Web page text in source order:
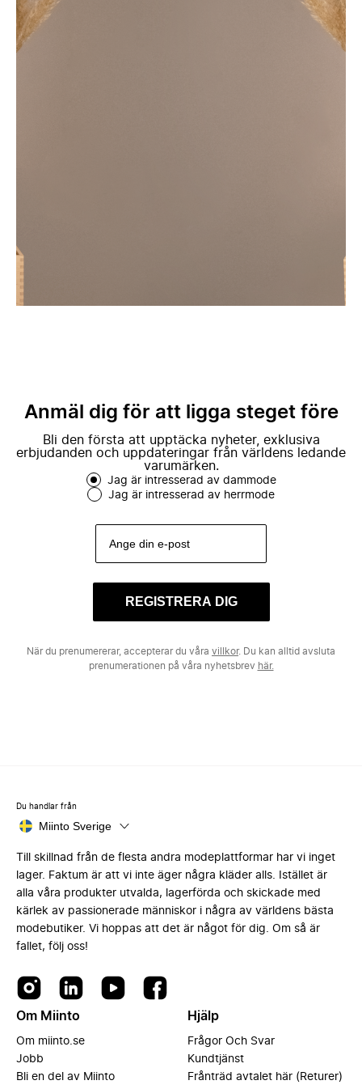
Anmäl dig för att ligga steget före
Bli den första att upptäcka nyheter, exklusiva
erbjudanden och uppdateringar från världens ledande
varumärken.
Jag är intresserad av dammode
Jag är intresserad av herrmode
REGISTRERA DIG
När du prenumererar, accepterar du våra villkor. Du kan alltid avsluta
prenumerationen på våra nyhetsbrev här.
Du handlar från
Miinto Sverige
Till skillnad från de flesta andra modeplattformar har vi inget
lager. Faktum är att vi inte äger några kläder alls. Istället är
alla våra produkter utvalda, lagerförda och skickade med
kärlek av passionerade människor i några av världens bästa
modebutiker. Vi hoppas att det är något för dig. Om så är
fallet, följ oss!
Om Miinto
Om miinto.se
Jobb
Bli en del av Miinto
Hjälp
Frågor Och Svar
Kundtjänst
Frånträd avtalet här (Returer)